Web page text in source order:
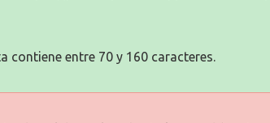
contiene entre 70 y 160 caracteres.